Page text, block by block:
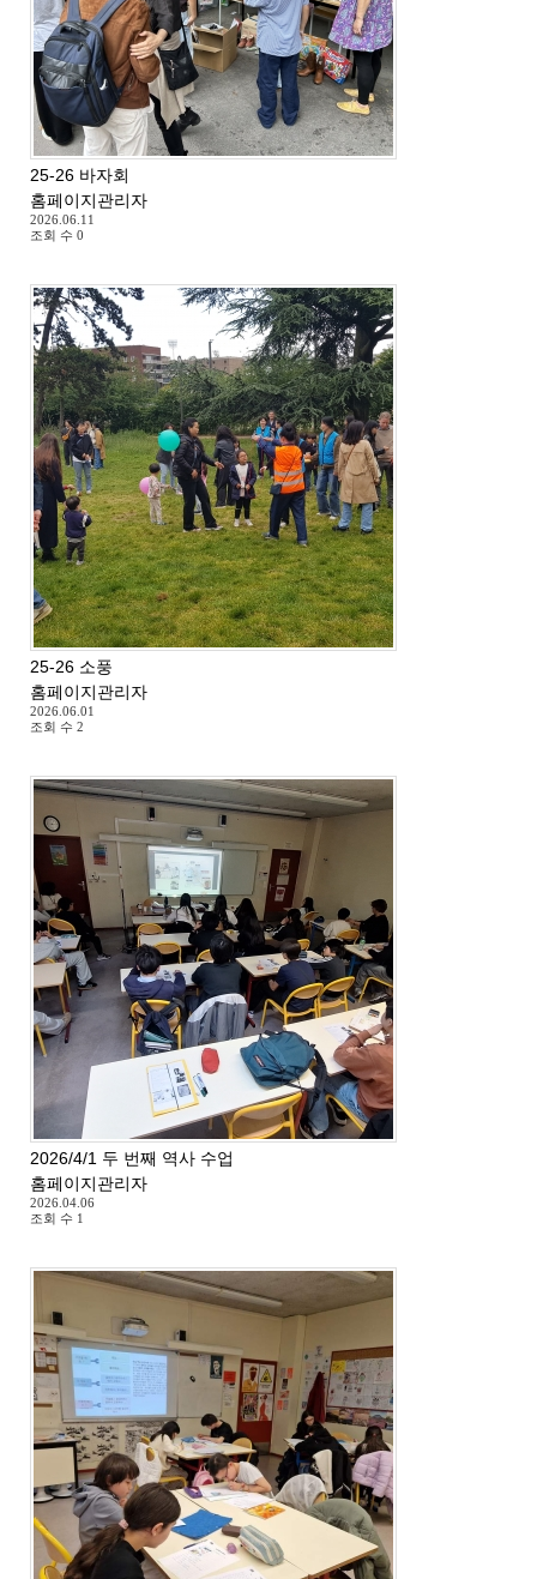
25-26 바자회
홈페이지관리자
2026.06.11
조회 수 0
25-26 소풍
홈페이지관리자
2026.06.01
조회 수 2
2026/4/1 두 번째 역사 수업
홈페이지관리자
2026.04.06
조회 수 1